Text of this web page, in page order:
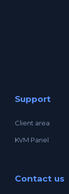
Support
Client area
KVM Panel
Contact us